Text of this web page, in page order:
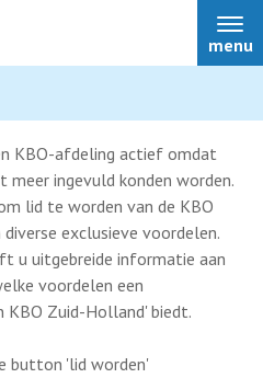
menu
KBO-afdeling actief omdat
ingevuld konden worden.
lid te worden van de KBO
exclusieve voordelen.
u uitgebreide informatie aan
voordelen een
KBO Zuid-Holland' biedt.
button 'lid worden'